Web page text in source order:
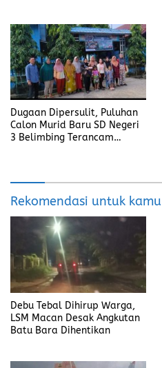
Dugaan Dipersulit, Puluhan
Calon Murid Baru SD Negeri
3 Belimbing Terancam
Rekomendasi untuk kamu
Debu Tebal Dihirup Warga,
LSM Macan Desak Angkutan
Batu Bara Dihentikan